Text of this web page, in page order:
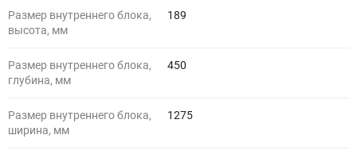
Размер внутреннего блока,
высота, мм
189
Размер внутреннего блока,
глубина, мм
450
Размер внутреннего блока,
ширина, мм
1275